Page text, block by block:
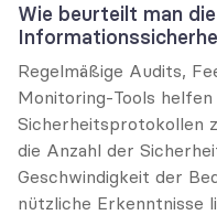
Wie beurteilt man
Regelmäßige Audits,
Monitoring-Tools
Sicherheitsprotokollen
die Anzahl der
Geschwindigkeit der
nützliche Erkenntnisse